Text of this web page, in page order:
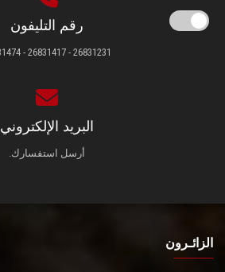
رقم التليفون
26831231 - 26831417 - 26831474
البريد الإلكتروني
أرسل استفسارك.
الزائـرون